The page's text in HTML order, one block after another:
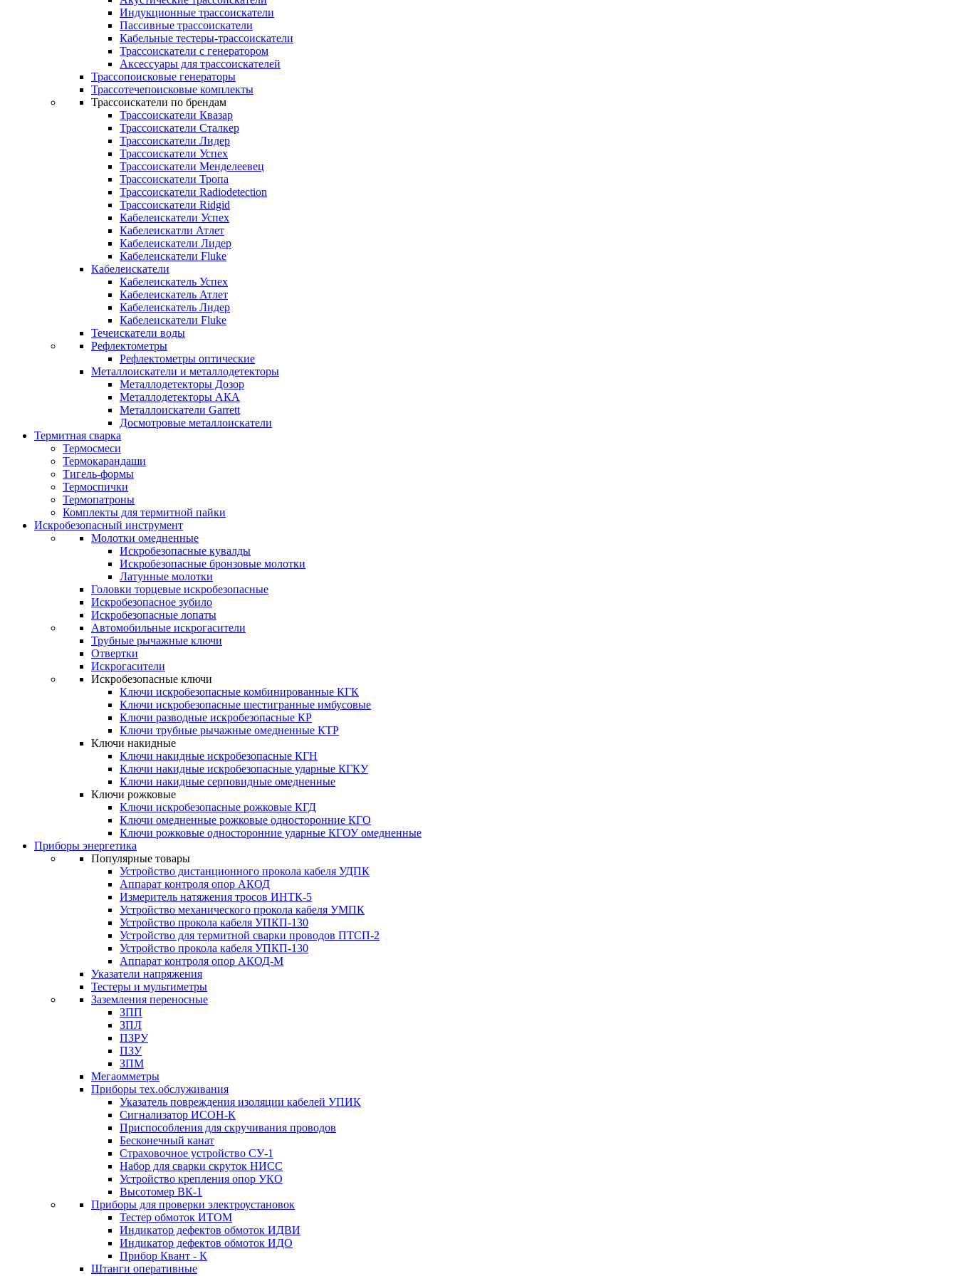
Индукционные трассоискатели
Пассивные трассоискатели
Кабельные тестеры-трассоискатели
Трассоискатели с генератором
Аксессуары для трассоискателей
Трассопоисковые генераторы
Трассотечепоисковые комплекты
Трассоискатели по брендам
Трассоискатели Квазар
Трассоискатели Сталкер
Трассоискатели Лидер
Трассоискатели Успех
Трассоискатели Менделеевец
Трассоискатели Тропа
Трассоискатели Radiodetection
Трассоискатели Ridgid
Кабелеискатели Успех
Кабелеискатли Атлет
Кабелеискатели Лидер
Кабелеискатели Fluke
Кабелеискатели
Кабелеискатель Успех
Кабелеискатель Атлет
Кабелеискатель Лидер
Кабелеискатели Fluke
Течеискатели воды
Рефлектометры
Рефлектометры оптические
Металлоискатели и металлодетекторы
Металлодетекторы Дозор
Металлодетекторы АКА
Металлоискатели Garrett
Досмотровые металлоискатели
Термитная сварка
Термосмеси
Термокарандаши
Тигель-формы
Термоспички
Термопатроны
Комплекты для термитной пайки
Искробезопасный инструмент
Молотки омедненные
Искробезопасные кувалды
Искробезопасные бронзовые молотки
Латунные молотки
Головки торцевые искробезопасные
Искробезопасное зубило
Искробезопасные лопаты
Автомобильные искрогасители
Трубные рычажные ключи
Отвертки
Искрогасители
Искробезопасные ключи
Ключи искробезопасные комбинированные КГК
Ключи искробезопасные шестигранные имбусовые
Ключи разводные искробезопасные КР
Ключи трубные рычажные омедненные КТР
Ключи накидные
Ключи накидные искробезопасные КГН
Ключи накидные искробезопасные ударные КГКУ
Ключи накидные серповидные омедненные
Ключи рожковые
Ключи искробезопасные рожковые КГД
Ключи омедненные рожковые односторонние КГО
Ключи рожковые односторонние ударные КГОУ омедненные
Приборы энергетика
Популярные товары
Устройство дистанционного прокола кабеля УДПК
Аппарат контроля опор АКОД
Измеритель натяжения тросов ИНТК-5
Устройство механического прокола кабеля УМПК
Устройство прокола кабеля УПКП-130
Устройство для термитной сварки проводов ПТСП-2
Устройство прокола кабеля УПКП-130
Аппарат контроля опор АКОД-М
Указатели напряжения
Тестеры и мультиметры
Заземления переносные
ЗПП
ЗПЛ
ПЗРУ
ПЗУ
ЗПМ
Мегаомметры
Приборы тех.обслуживания
Указатель повреждения изоляции кабелей УПИК
Сигнализатор ИСОН-К
Приспособления для скручивания проводов
Бесконечный канат
Страховочное устройство СУ-1
Набор для сварки скруток НИСС
Устройство крепления опор УКО
Высотомер ВК-1
Приборы для проверки электроустановок
Тестер обмоток ИТОМ
Индикатор дефектов обмоток ИДВИ
Индикатор дефектов обмоток ИДО
Прибор Квант - К
Штанги оперативные